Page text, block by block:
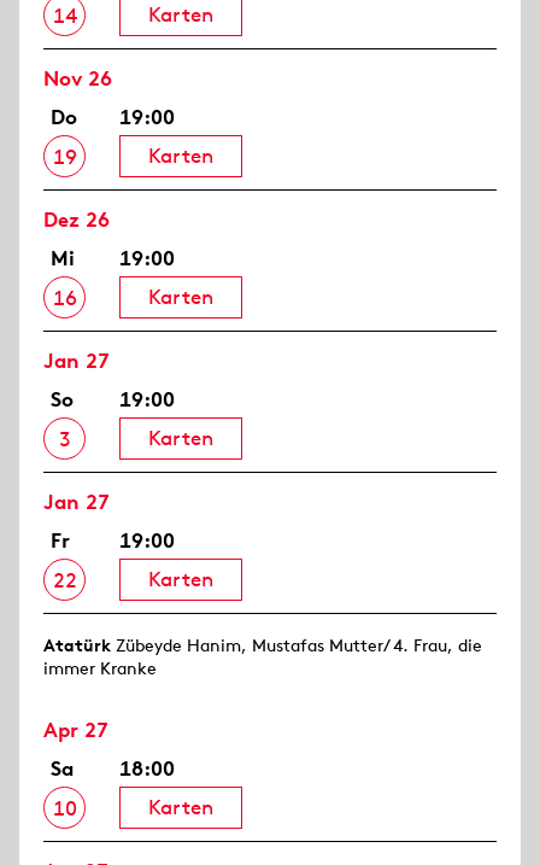
14
Karten
Nov 26
Do
19
19:00
Karten
Dez 26
Mi
16
19:00
Karten
Jan 27
So
3
19:00
Karten
Jan 27
Fr
22
19:00
Karten
Atatürk Zübeyde Hanim, Mustafas Mutter/ 4. Frau, die
immer Kranke
Apr 27
Sa
10
18:00
Karten